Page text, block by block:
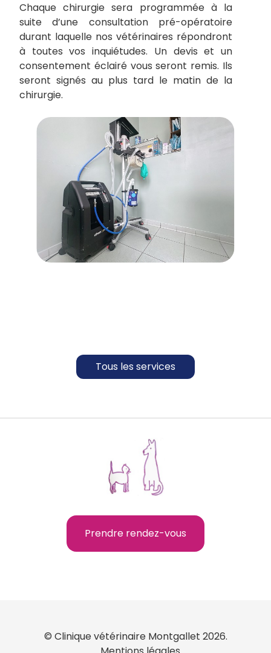
Chaque chirurgie sera programmée à la
suite d’une consultation pré-opératoire
durant laquelle nos vétérinaires répondront
à toutes vos inquiétudes. Un devis et un
consentement éclairé vous seront remis. Ils
seront signés au plus tard le matin de la
chirurgie.
Tous les services
Prendre rendez-vous
© Clinique vétérinaire Montgallet 2026.